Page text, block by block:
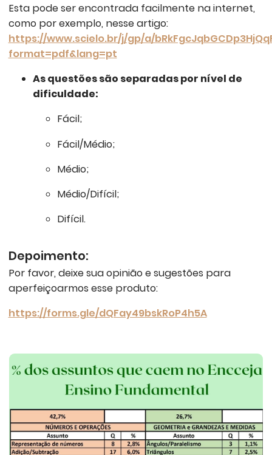
Esta pode ser encontrada facilmente na internet,
como por exemplo, nesse artigo:
https://www.scielo.br/j/gp/a/
format=pdf&lang=pt
As questões são separadas por nível de
dificuldade:
Fácil;
Fácil/Médio;
Médio;
Médio/Difícil;
Difícil.
Depoimento:
Por favor, deixe sua opinião e sugestões para
aperfeiçoarmos esse produto:
https://forms.gle/dQFay49bskRoP4h5A